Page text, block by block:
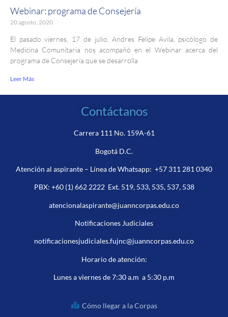
Webinar: programa de Consejería
20 agosto, 2020
El pasado viernes, 17 de julio, Andres Felipe Avila, psicólogo de
Medicina Comunitaria nos acompañó en el Webinar acerca del
programa de Consejería que se desarrolla
Leer Más
Contáctanos
Carrera 111 No. 159A-61
Bogotá D.C.
Atención al aspirante – Línea de Whatsapp: +57 311 281 0340
PBX: +60 (1) 662 2222Ext. 519, 533, 535, 537, 538
atencionalaspirante@juanncorpas.edu.co
Notificaciones Judiciales
notificacionesjudiciales.fujnc@juanncorpas.edu.co
Horario de atención:
Lunes a viernes de 7:30 a.m a 5:30 p.m
Cómo llegar a la Corpas